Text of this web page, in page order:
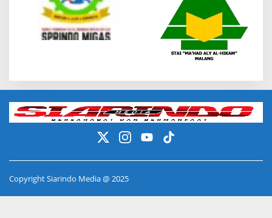
Copyright Siarindo Media @ 2025